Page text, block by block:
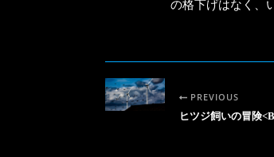
の格下げはなく、
PREVIOUS
ヒツジ飼いの冒険